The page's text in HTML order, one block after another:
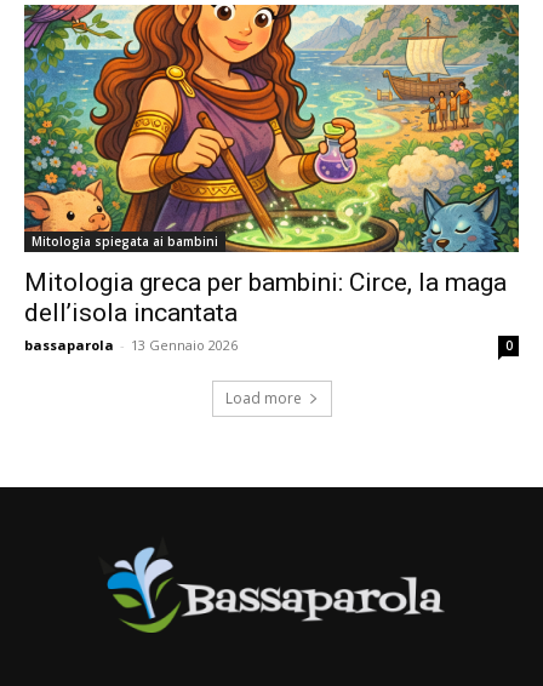
Mitologia spiegata ai bambini
Mitologia greca per bambini: Circe, la maga
dell’isola incantata
bassaparola - 13 Gennaio 2026 0
Load more